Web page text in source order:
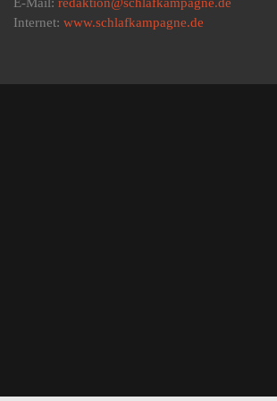
Internet: www.schlafkampagne.de